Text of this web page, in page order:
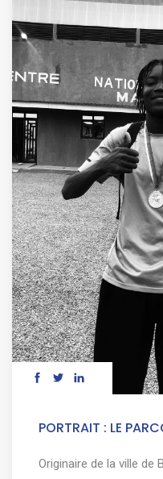
PORTRAIT : LE
Originaire de la ville de